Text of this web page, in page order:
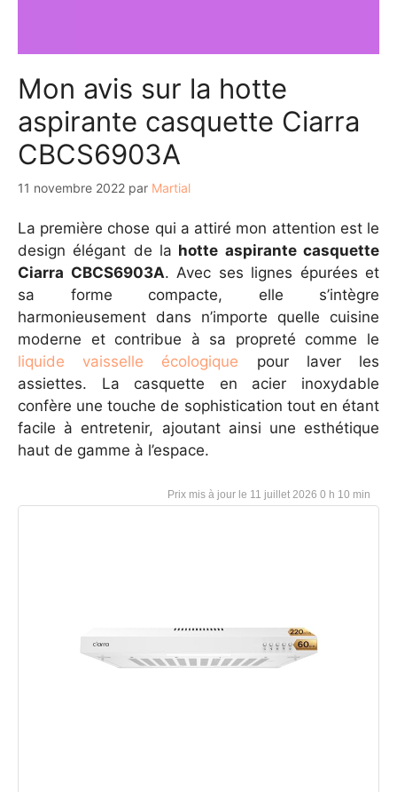
Mon avis sur la hotte
aspirante casquette Ciarra
CBCS6903A
11 novembre 2022 par Martial
La première chose qui a attiré mon attention est le
design élégant de la hotte aspirante casquette
Ciarra CBCS6903A. Avec ses lignes épurées et
sa forme compacte, elle s’intègre
harmonieusement dans n’importe quelle cuisine
moderne et contribue à sa propreté comme le
liquide vaisselle écologique pour laver les
assiettes. La casquette en acier inoxydable
confère une touche de sophistication tout en étant
facile à entretenir, ajoutant ainsi une esthétique
haut de gamme à l’espace.
11 juillet 2026 0 h 10 min